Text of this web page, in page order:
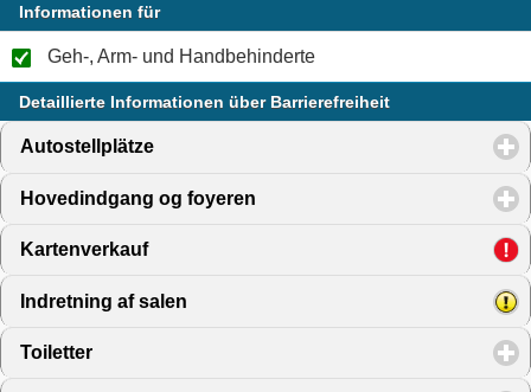
Informationen für
Geh-, Arm- und Handbehinderte
Detaillierte Informationen über Barrierefreiheit
Autostellplätze
Hovedindgang og foyeren
Kartenverkaufclick to expand contents
Indretning af salen
Toiletter